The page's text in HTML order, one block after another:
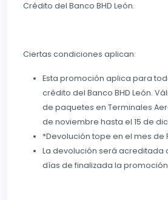
Crédito del Banco BHD León.
Ciertas condiciones aplican:
Esta promoción aplica para
crédito del Banco BHD León.
de paquetes en Terminales
de noviembre hasta el 15 de
*Devolución tope en el mes de
La devolución será acreditada
días de finalizada la